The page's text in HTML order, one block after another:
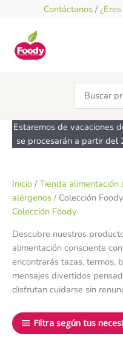
contenido
Contáctanos /
Search
for:
Estaremos de vacaciones
se procesarán a partir del
Inicio / Tienda alimentación
alérgenos / Colección Foody
Colección Foody
Descubre nuestros
alimentación consciente
encontrarás tazas, termos,
mensajes divertidos
disfrutan cuidarse sin
Filtra según tus